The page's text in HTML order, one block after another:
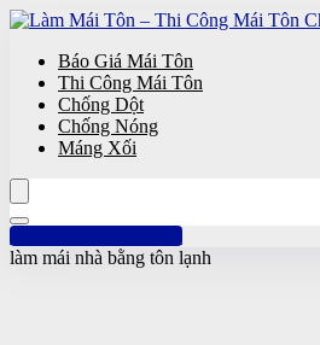
Báo Giá Mái Tôn
Thi Công Mái Tôn
Chống Dột
Chống Nóng
Máng Xối
Hotline: 0961 894 472
làm mái nhà bằng tôn lạnh